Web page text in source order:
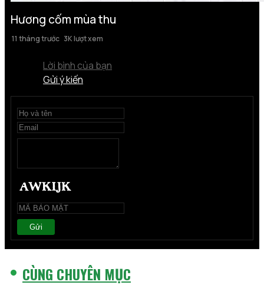
Hương cốm mùa thu
11 tháng trước 3K lượt xem
Lời bình của bạn
Gửi ý kiến
Gửi
CÙNG CHUYÊN MỤC